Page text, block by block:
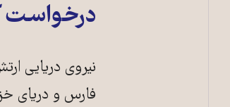
نیروی دریایی
فارس و دریای